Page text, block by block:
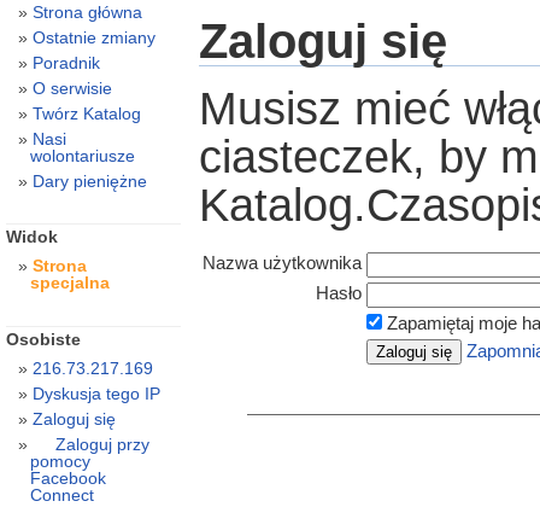
Zaloguj się
Musisz mieć
ciasteczek, by
Nazwa użytkownika
Hasło
Zapamiętaj moje
Strona główna
Ostatnie zmiany
Poradnik
O serwisie
Twórz Katalog
Nasi
wolontariusze
Dary pieniężne
Widok
Strona
specjalna
Osobiste
216.73.217.169
Dyskusja tego IP
Zaloguj się
Zaloguj przy
pomocy
Facebook
Connect